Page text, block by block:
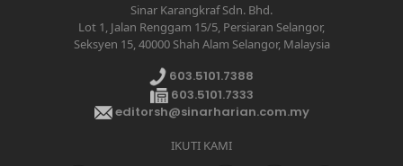
Sinar Karangkraf Sdn. Bhd.
Lot 1, Jalan Renggam 15/5, Persiaran Selangor,
Seksyen 15, 40000 Shah Alam Selangor, Malaysia
603.5101.7388
603.5101.7333
editorsh@sinarharian.com.my
IKUTI KAMI